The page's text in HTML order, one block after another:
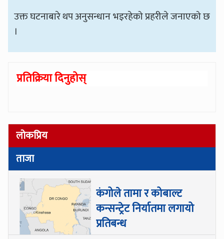
उक्त घटनाबारे थप अनुसन्धान भइरहेको प्रहरीले जनाएको छ
।
प्रतिक्रिया दिनुहोस्
लोकप्रिय
ताजा
कंगोले तामा र कोबाल्ट
कन्सन्ट्रेट निर्यातमा लगायो
प्रतिबन्ध